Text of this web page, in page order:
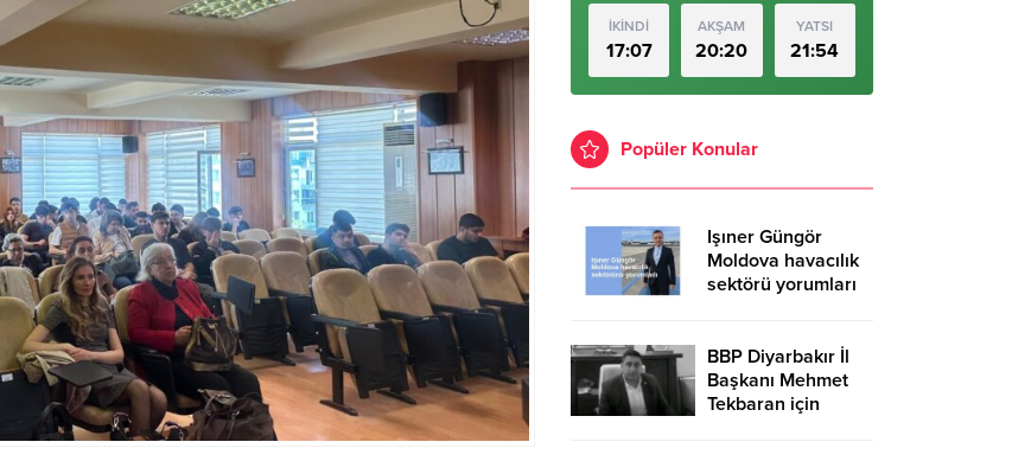
İKİNDİ
17:07
AKŞAM
20:20
YATSI
21:54
Popüler Konular
Işıner Güngör
Moldova havacılık
sektörü yorumları
BBP Diyarbakır İl
Başkanı Mehmet
Tekbaran için